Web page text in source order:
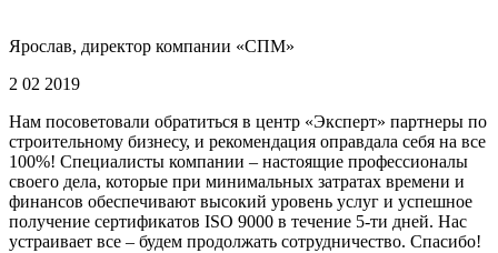
Ярослав, директор компании «СПМ»
2 02 2019
Нам посоветовали обратиться в центр «Эксперт» партнеры по
строительному бизнесу, и рекомендация оправдала себя на все
100%! Специалисты компании – настоящие профессионалы
своего дела, которые при минимальных затратах времени и
финансов обеспечивают высокий уровень услуг и успешное
получение сертификатов ISO 9000 в течение 5-ти дней. Нас
устраивает все – будем продолжать сотрудничество. Спасибо!